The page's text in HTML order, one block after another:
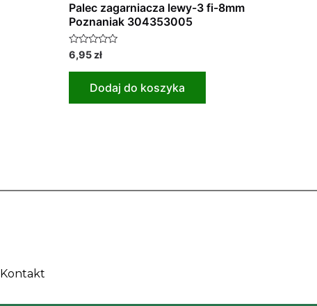
Palec zagarniacza lewy-3 fi-8mm
Poznaniak 304353005
Oceniono
0
na
6,95 zł
Dodaj do koszyka
Kontakt